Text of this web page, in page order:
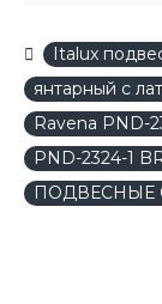
Italux
янтарный c
Ravena PND-
PND-2324-1
ПОДВЕСНЫЕ